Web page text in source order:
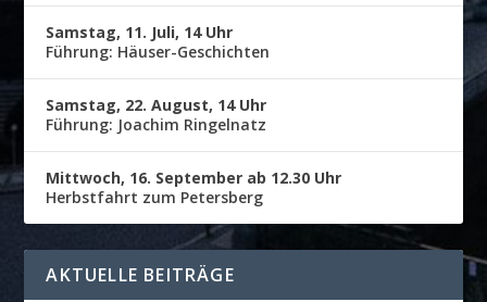
Samstag, 11. Juli, 14 Uhr
Führung: Häuser-Geschichten
Samstag, 22. August, 14 Uhr
Führung: Joachim Ringelnatz
Mittwoch, 16. September ab 12.30 Uhr
Herbstfahrt zum Petersberg
AKTUELLE BEITRÄGE